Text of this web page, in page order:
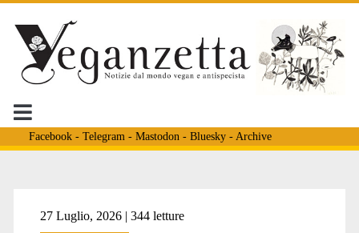
Facebook- Telegram - Mastodon - Bluesky- Archive
Veganzetta
27 Luglio, 2026 | 344 letture